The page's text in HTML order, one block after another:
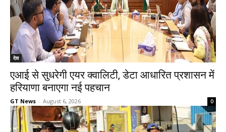
देश
एआई से सुधरेगी एयर क्वालिटी, डेटा आधारित प्रशासन में
हरियाणा बनाएगा नई पहचान
GT News - August 6, 2026 0